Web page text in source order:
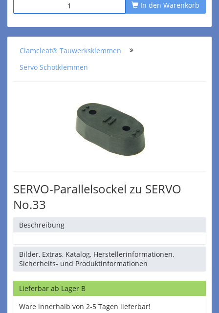
In den Warenkorb
Clamcleat® Tauwerksklemmen
Servo Schotklemmen
SERVO-Parallelsockel zu SERVO
No.33
Beschreibung
Bilder, Extras, Katalog, Herstellerinformationen,
Sicherheits- und Produktinformationen
Lieferbar ab Lager B
Ware innerhalb von 2-5 Tagen lieferbar!